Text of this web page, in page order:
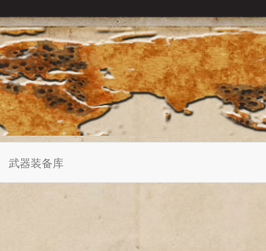
武器装备库